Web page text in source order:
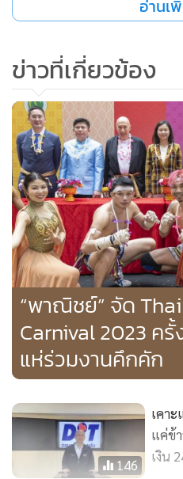
สัญลักษณ์ Thai.SELECT ผลิตภั
ให้ผู้บริโภควางใจว่าได้รับประท
คุณภาพพรีเมียม โดยได้แนะนำต
กรมการค้าต่างประเทศ และวิธี
สามารถสร้างการรับรู้ให้ผู้บริโภ
ไทยมากยิ่งขึ้น ซึ่งสามารถเลือก
เปอร์มาร์เกตทั้งออฟไลน์และแ
ขณะเดียวกัน ในช่วงการจัดงานไ
จีนที่ซื้อบัตรมารับประทานอาหา
ความสนใจเผยแพร่แชร์ลงสื่อโซ
ได้ช่วยในการขับเคลื่อน Soft
ขยายตลาดในจีนได้เพิ่มขึ้น
สำหรับการจัดงานเทศกาลอาหา
โดยสถานกงสุลใหญ่ ณ เมืองเซี่
สายการบินเซี่ยเหมิน ธนาคารกรุ
โรงแรม W.Xiamen โดยมีพิธีเปิ
เกียรติจากแขกพิเศษเข้าร่วมพิธี
ภาครัฐ และภาคเอกชนในเมืองเซี่
อ่านเ
ข่าวที่เกี่ยวข้อง
“พาณิชย์” จัด Thai
Carnival 2023 ค
แห่ร่วมงานคึกคัก
146
เคา
แค่ข้
เงิน